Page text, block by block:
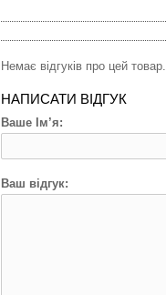
Немає відгуків про цей товар.
НАПИСАТИ ВІДГУК
Ваше Ім’я:
Ваш відгук: